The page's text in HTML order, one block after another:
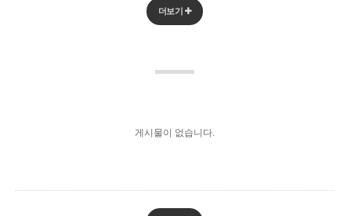
더보기
게시물이 없습니다.